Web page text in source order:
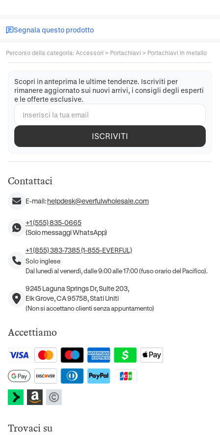
Segnala questo prodotto
Percorso della categoria: Accessori > Portachiavi > Portachiavi in metallo
Scopri in anteprima le ultime tendenze. Iscriviti per
rimanere aggiornato sui nuovi arrivi, i consigli degli esperti
e le offerte esclusive.
ISCRIVITI
Contattaci
E-mail:helpdesk@everfulwholesale.com
+1 (555) 835-0665
(Solo messaggi WhatsApp)
+1 (855) 383-7385 (1-855-EVERFUL)
Solo inglese
Dal lunedì al venerdì, dalle 9:00 alle 17:00 (fuso orario del Pacifico).
9245 Laguna Springs Dr, Suite 203,
Elk Grove, CA 95758, Stati Uniti
(Non si accettano clienti senza appuntamento)
Accettiamo
Trovaci su